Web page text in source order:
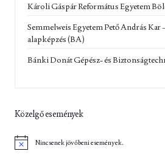
Károli Gáspár Református Egyetem
Semmelweis Egyetem Pető András
alapképzés (BA)
Bánki Donát Gépész- és
Közelgő események
Nincsenek jövőbeni események.